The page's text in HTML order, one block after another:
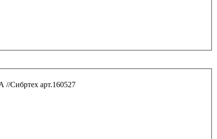
Сибртех арт.160527